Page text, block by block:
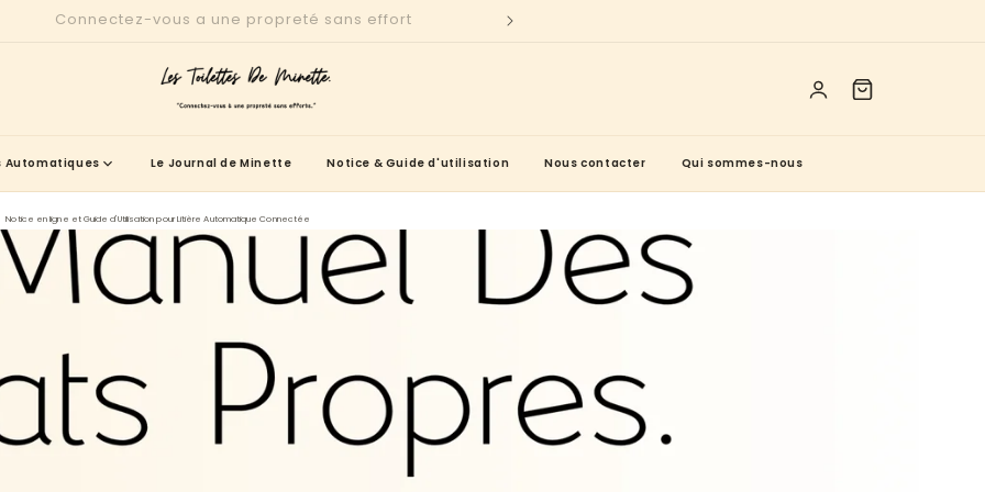
Parce qu’en été, on a mieux à faire que nettoyer la litière :
Automatiques Le Journal de Minette Notice & Guide d'utilisation Nous contacter Qui sommes-nous
Notice en ligne et Guide d'Utilisation pour Litière Automatique Connectée